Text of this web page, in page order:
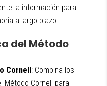
la información para
a largo plazo.
del Método
Cornell: Combina los
Método Cornell para